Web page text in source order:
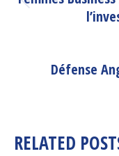
Défense
RELATED